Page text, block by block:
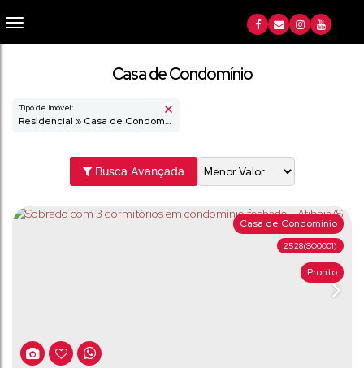
Casa de Condomínio
Tipo de Imóvel:
Residencial » Casa de Condomínio
Busca Avançada
2528(SO0001)
Casa de Condomínio
Pronto